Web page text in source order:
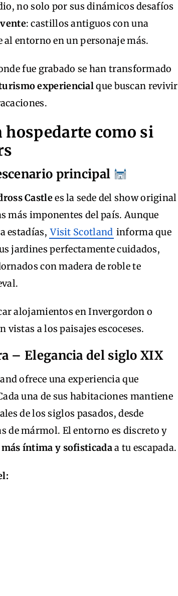
no solo por sus dinámicos desafíos
: castillos antiguos con una
entorno en un personaje más.
fue grabado se han transformado
experiencialque buscan revivir
como si
principal
Castlees la sede del show original
más imponentes del país. Aunque
estadías, Visit Scotland informa que
jardines perfectamente cuidados,
con madera de roble te
alojamientos en Invergordon o
vistas a los paisajes escoceses.
– Elegancia del siglo XIX
ofrece una experiencia que
una de sus habitaciones mantiene
de los siglos pasados, desde
de mármol. El entorno es discreto y
más íntima y sofisticadaa tu escapada.